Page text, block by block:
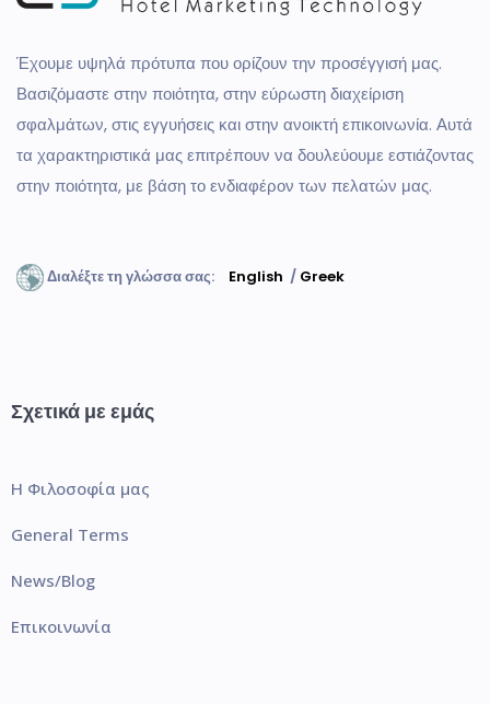
Έχουμε υψηλά πρότυπα που ορίζουν την προσέγγισή μας.
Βασιζόμαστε στην ποιότητα, στην εύρωστη διαχείριση
σφαλμάτων, στις εγγυήσεις και στην ανοικτή επικοινωνία. Αυτά
τα χαρακτηριστικά μας επιτρέπουν να δουλεύουμε εστιάζοντας
στην ποιότητα, με βάση το ενδιαφέρον των πελατών μας.
Διαλέξτε τη γλώσσα σας: English / Greek
Σχετικά με εμάς
Η Φιλοσοφία μας
General Terms
News/Blog
Επικοινωνία